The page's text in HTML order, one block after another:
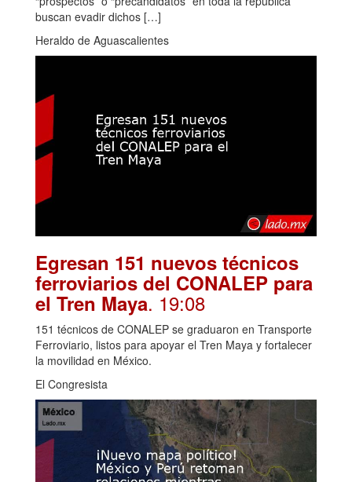
buscan evadir dichos […]
Heraldo de Aguascalientes
Egresan 151 nuevos técnicos
ferroviarios del CONALEP para
el Tren Maya. 19:08
151 técnicos de CONALEP se graduaron en Transporte
Ferroviario, listos para apoyar el Tren Maya y fortalecer
la movilidad en México.
El Congresista